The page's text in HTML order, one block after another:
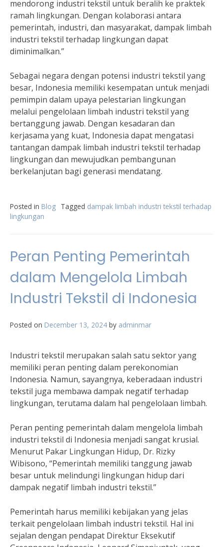
mendorong industri tekstil untuk beralih ke praktek
ramah lingkungan. Dengan kolaborasi antara
pemerintah, industri, dan masyarakat, dampak limbah
industri tekstil terhadap lingkungan dapat
diminimalkan.”
Sebagai negara dengan potensi industri tekstil yang
besar, Indonesia memiliki kesempatan untuk menjadi
pemimpin dalam upaya pelestarian lingkungan
melalui pengelolaan limbah industri tekstil yang
bertanggung jawab. Dengan kesadaran dan
kerjasama yang kuat, Indonesia dapat mengatasi
tantangan dampak limbah industri tekstil terhadap
lingkungan dan mewujudkan pembangunan
berkelanjutan bagi generasi mendatang.
Posted in Blog Tagged dampak limbah industri tekstil terhadap
lingkungan
Peran Penting Pemerintah
dalam Mengelola Limbah
Industri Tekstil di Indonesia
Posted on December 13, 2024 by adminmar
Industri tekstil merupakan salah satu sektor yang
memiliki peran penting dalam perekonomian
Indonesia. Namun, sayangnya, keberadaan industri
tekstil juga membawa dampak negatif terhadap
lingkungan, terutama dalam hal pengelolaan limbah.
Peran penting pemerintah dalam mengelola limbah
industri tekstil di Indonesia menjadi sangat krusial.
Menurut Pakar Lingkungan Hidup, Dr. Rizky
Wibisono, “Pemerintah memiliki tanggung jawab
besar untuk melindungi lingkungan hidup dari
dampak negatif limbah industri tekstil.”
Pemerintah harus memiliki kebijakan yang jelas
terkait pengelolaan limbah industri tekstil. Hal ini
sejalan dengan pendapat Direktur Eksekutif